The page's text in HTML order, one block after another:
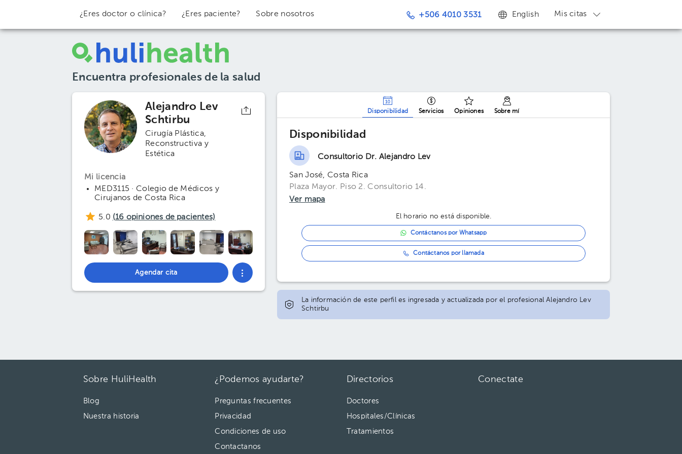
¿Eres doctor o clínica? ¿Eres paciente? Sobre nosotros +506 4010 3531 English Mis citas
Encuentra profesionales de la salud
Alejandro Lev
Schtirbu
Cirugía Plástica,
Reconstructiva y
Estética
Mi licencia
MED3115 · Colegio de Médicos y
Cirujanos de Costa Rica
5.0 (16 opiniones de pacientes)
Agendar cita
Disponibilidad Servicios Opiniones Sobre mí
Disponibilidad
Consultorio Dr. Alejandro Lev
San José, Costa Rica
Plaza Mayor. Piso 2. Consultorio 14.
Ver mapa
El horario no está disponible.
Contáctanos por Whatsapp
Contáctanos por llamada
La información de este perfil es ingresada y actualizada por el profesional Alejandro Lev
Schtirbu
Sobre HuliHealth
Blog
Nuestra historia
¿Podemos ayudarte?
Preguntas frecuentes
Privacidad
Condiciones de uso
Contactanos
Directorios
Doctores
Hospitales/Clínicas
Tratamientos
Conectate